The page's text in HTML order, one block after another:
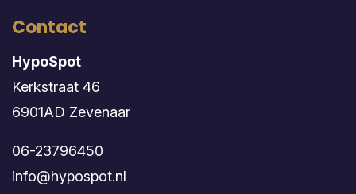
Contact
HypoSpot
Kerkstraat 46
6901AD Zevenaar
06-23796450
info@hypospot.nl